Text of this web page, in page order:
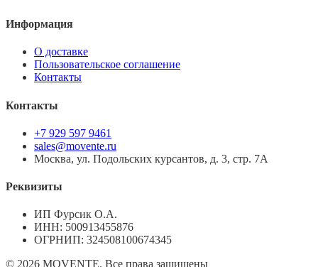
Информация
О доставке
Пользовательское соглашение
Контакты
Контакты
+7 929 597 9461
sales@movente.ru
Москва, ул. Подольских курсантов, д. 3, стр. 7А
Реквизиты
ИП Фурсик О.А.
ИНН: 500913455876
ОГРНИП: 324508100674345
© 2026 MOVENTE. Все права защищены